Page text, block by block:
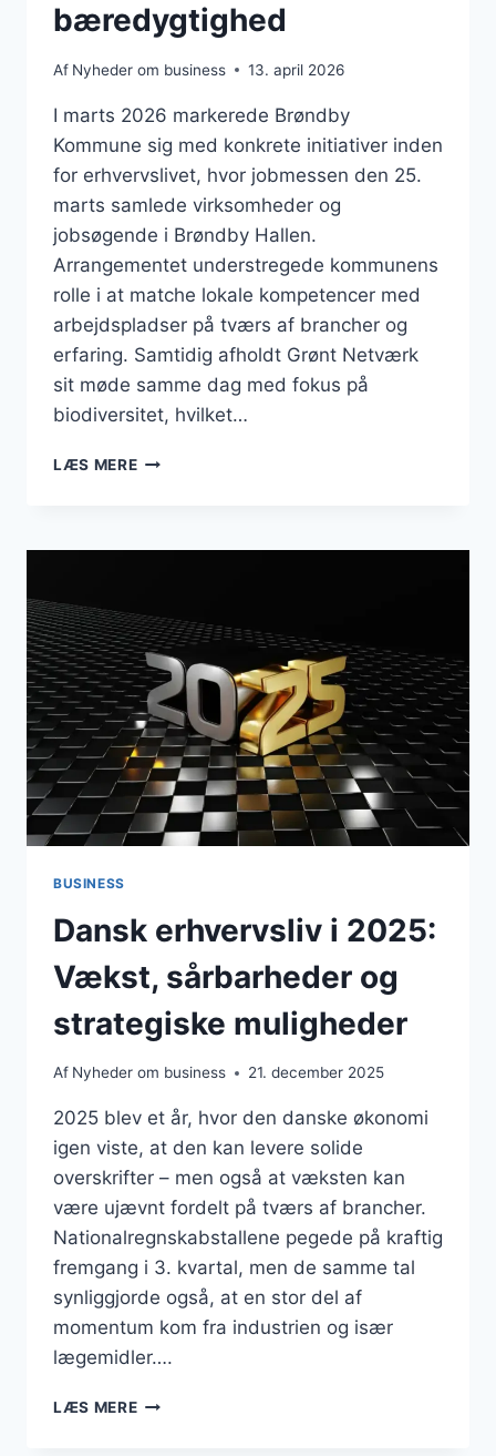
bæredygtighed
Af Nyheder om business 13. april 2026
I marts 2026 markerede Brøndby
Kommune sig med konkrete initiativer inden
for erhvervslivet, hvor jobmessen den 25.
marts samlede virksomheder og
jobsøgende i Brøndby Hallen.
Arrangementet understregede kommunens
rolle i at matche lokale kompetencer med
arbejdspladser på tværs af brancher og
erfaring. Samtidig afholdt Grønt Netværk
sit møde samme dag med fokus på
biodiversitet, hvilket…
LÆS MEREBUSINESS
OG
SATTE
FOKUS
PÅ
ARBEJDSMARKED
OG
BÆREDYGTIGHED
BUSINESS
Dansk erhvervsliv i 2025:
Vækst, sårbarheder og
strategiske muligheder
Af Nyheder om business 21. december 2025
2025 blev et år, hvor den danske økonomi
igen viste, at den kan levere solide
overskrifter – men også at væksten kan
være ujævnt fordelt på tværs af brancher.
Nationalregnskabstallene pegede på kraftig
fremgang i 3. kvartal, men de samme tal
synliggjorde også, at en stor del af
momentum kom fra industrien og især
lægemidler….
LÆS MEREDANSK